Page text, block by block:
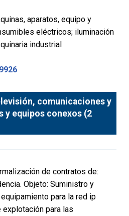
aparatos, equipo y
eléctricos; iluminación
industrial
comunicaciones y
y equipos conexos (2
de contratos de:
Objeto: Suministro y
para la red ip
para las